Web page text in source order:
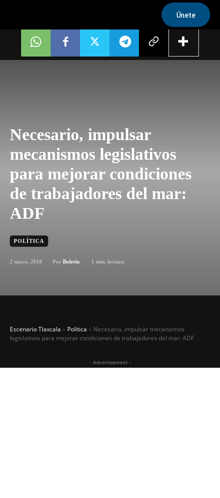
Únete
Necesario, impulsar
mecanismos legislativos
para mejorar condiciones
de trabajadores del mar:
ADF
POLÍTICA
2 mayo, 2018 Por Boletín 1 min. lectura
Escenario Tlaxcala Política
Necesario, impulsar mecanismos
legislativos para mejorar condiciones de trabajadores del mar: ADF
- Advertisement -